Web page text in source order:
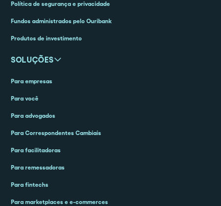
Política de segurança e privacidade
Fundos administrados pelo Ouribank
Produtos de investimento
SOLUÇÕES
Para empresas
Para você
Para advogados
Para Correspondentes Cambiais
Para facilitadoras
Para remessadoras
Para fintechs
Para marketplaces e e-commerces